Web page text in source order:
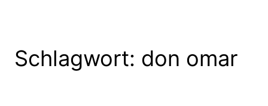
Schlagwort: don omar